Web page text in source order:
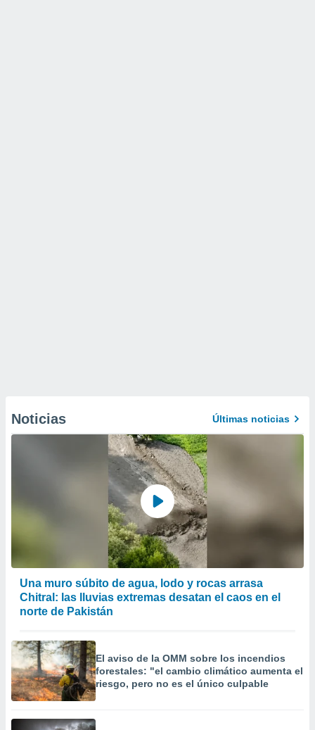
Noticias Últimas noticias
Una muro súbito de agua, lodo y rocas arrasa
Chitral: las lluvias extremas desatan el caos en el
norte de Pakistán
El aviso de la OMM sobre los incendios
forestales: "el cambio climático aumenta el
riesgo, pero no es el único culpable